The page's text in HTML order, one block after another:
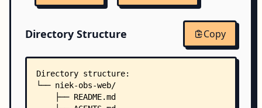
Directory Structure Copy
Directory structure:
└── niek-obs-web/
    ├── README.md